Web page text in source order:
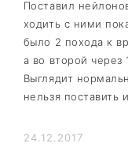
Поставил
ходить с ними
было 2 похода к
а во второй через
Выглядит
нельзя поставить
24.12.2017